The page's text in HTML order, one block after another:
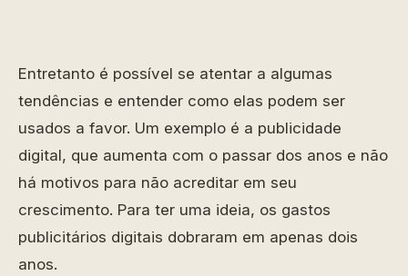
Entretanto é possível se atentar a algumas
tendências e entender como elas podem ser
usados a favor. Um exemplo é a publicidade
digital, que aumenta com o passar dos anos e não
há motivos para não acreditar em seu
crescimento. Para ter uma ideia, os gastos
publicitários digitais dobraram em apenas dois
anos.